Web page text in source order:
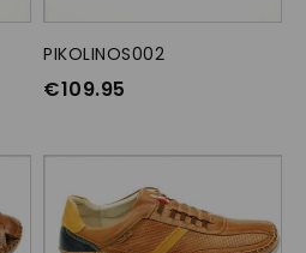
OPTIES SELECTEREN
PIKOLINOS002
€109.95